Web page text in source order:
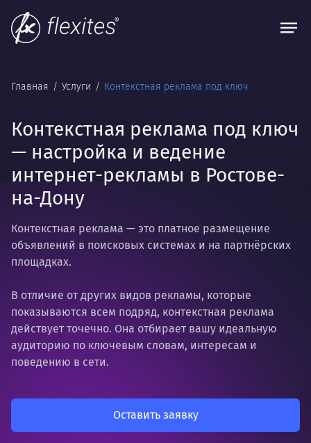
Главная Услуги Контекстная реклама под ключ
Контекстная реклама под ключ
— настройка и ведение
интернет-рекламы в Ростове-
на-Дону
Контекстная реклама — это платное размещение
объявлений в поисковых системах и на партнёрских
площадках.
В отличие от других видов рекламы, которые
показываются всем подряд, контекстная реклама
действует точечно. Она отбирает вашу идеальную
аудиторию по ключевым словам, интересам и
поведению в сети.
Оставить заявку